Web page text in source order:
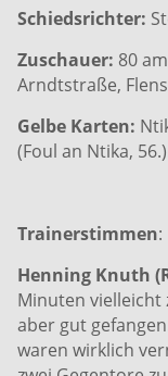
Schiedsrichter:
Zuschauer: 80
Arndtstraße,
Gelbe Karten:
(Foul an Ntika,
Trainerstimmen:
Henning Knuth
Minuten vielleicht
aber gut
waren wirklich